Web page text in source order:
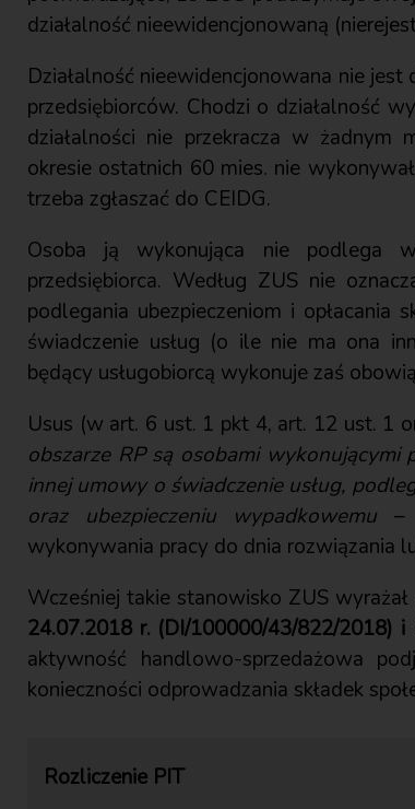
działalność nieewidencjonowaną
Działalność nieewidencjonowana nie
przedsiębiorców. Chodzi o działalność
działalności nie przekracza w
okresie ostatnich 60 mies. nie
trzeba zgłaszać do CEIDG.
Osoba ją wykonująca nie podlega
przedsiębiorca. Według ZUS nie
podlegania ubezpieczeniom i
świadczenie usług (o ile nie ma ona
będący usługobiorcą wykonuje zaś
Usus (w art. 6 ust. 1 pkt 4, art. 12 ust. 1
obszarze RP są osobami
innej umowy o świadczenie usług,
oraz ubezpieczeniu wypadkowemu –
wykonywania pracy do dnia rozwiązania
Wcześniej takie stanowisko ZUS wyrażał
24.07.2018 r. (DI/100000/43/822/2018)
aktywność handlowo-sprzedażowa
konieczności odprowadzania składek
Rozliczenie PIT